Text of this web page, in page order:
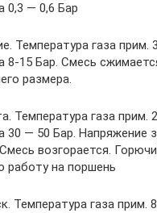
0,3 — 0,6 Бар
Температура газа прим.
8-15 Бар. Смесь
размера.
Температура газа прим.
30 — 50 Бар. Напряжение
возгорается.
работу на поршень
Температура газа прим.